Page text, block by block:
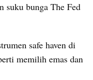
suku bunga The Fed
safe haven di
memilih emas dan